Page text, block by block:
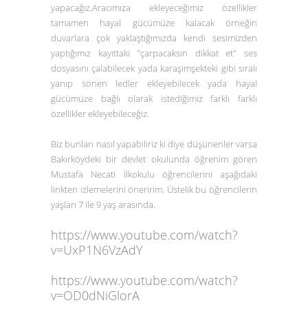
yapacağız.Aracımıza ekleyeceğimiz özellikler
tamamen hayal gücümüze kalacak örneğin
duvarlara çok yaklaştığımızda kendi sesimizden
yaptığımız kayıttaki "çarpacaksın dikkat et" ses
dosyasını çalabilecek yada karaşimşekteki gibi sıralı
yanıp sönen ledler ekleyebilecek yada hayal
gücümüze bağlı olarak istediğimiz farklı farklı
özellikler ekleyebileceğiz.
Biz bunları nasıl yapabiliriz ki diye düşünenler varsa
Bakırköydeki bir devlet okulunda öğrenim gören
Mustafa Necati İlkokulu öğrencilerini aşağıdaki
linkten izlemelerini öneririm. Üstelik bu öğrencilerin
yaşları 7 ile 9 yaş arasında.
https://www.youtube.com/watch?
v=UxP1N6VzAdY
https://www.youtube.com/watch?
v=OD0dNiGlorA